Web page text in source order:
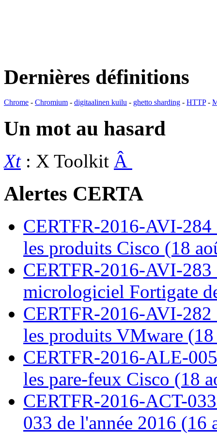
Dernières définitions
Chrome - Chromium - digitaalinen kuilu - ghetto sharding - HTTP-
Un mot au hasard
Xt: X Toolkit Â
Alertes CERTA
CERTFR-2016-AVI-
les produits Cisco (18
CERTFR-2016-AVI-
micrologiciel Fortigate
CERTFR-2016-AVI-
les produits VMware
CERTFR-2016-ALE-
les pare-feux Cisco (18
CERTFR-2016-ACT-
033 de l'année 2016 (16